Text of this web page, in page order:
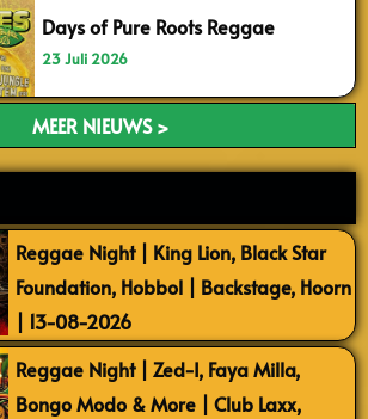
Days of Pure Roots Reggae
23 Juli 2026
MEER NIEUWS >
Reggae Night | King Lion, Black Star
Foundation, Hobbol | Backstage, Hoorn
| 13-08-2026
Reggae Night | Zed-I, Faya Milla,
Bongo Modo & More | Club Laxx,